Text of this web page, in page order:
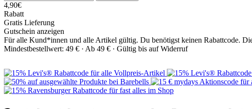
4,90€
Rabatt
Gratis Lieferung
Gutschein anzeigen
Für alle Kund*innen und alle Artikel gültig. Du benötigst keinen Rabattcode.
Mindestbestellwert: 49 € · Ab 49 € · Gültig bis auf Widerruf